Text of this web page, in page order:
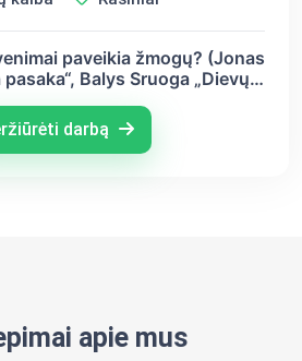
paveikia žmogų? (Jonas
Balys Sruoga „Dievų
darbą
apie mus